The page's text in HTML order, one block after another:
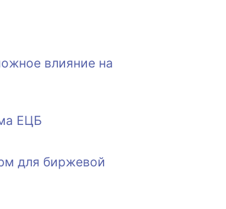
влияние на
ЕЦБ
для биржевой